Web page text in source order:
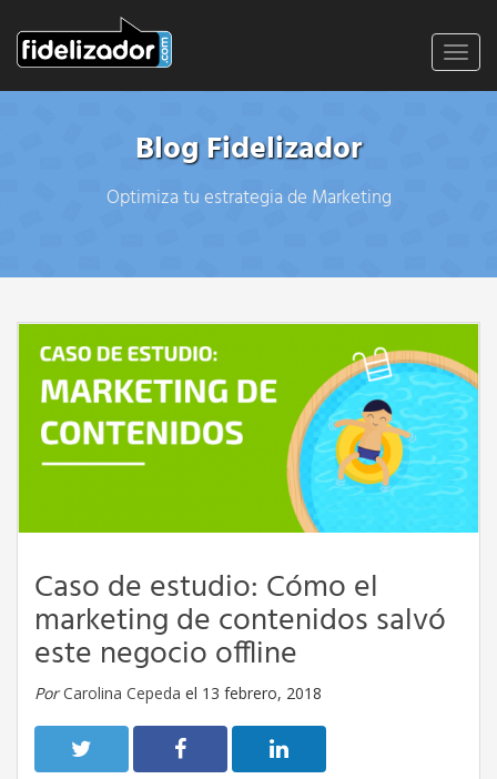
Blog Fidelizador
Optimiza tu estrategia de Marketing
Caso de estudio: Cómo el
marketing de contenidos salvó
este negocio offline
Por Carolina Cepeda el 13 febrero, 2018